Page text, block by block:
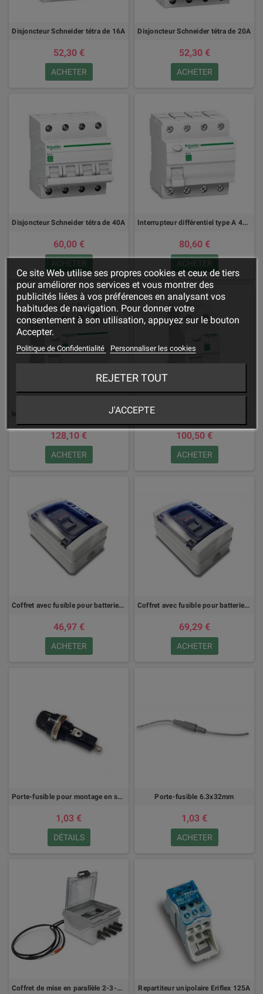
Disjoncteur Schneider tétra de 16A
52,30 €
ACHETER
Disjoncteur Schneider tétra de 20A
52,30 €
ACHETER
Disjoncteur Schneider tétra de 40A
60,00 €
ACHETER
Interrupteur différentiel type A 4P 40A 30ma
80,60 €
ACHETER
Interrupteur différentiel type A 4P 63A 30ma
128,10 €
ACHETER
100,50 €
ACHETER
Coffret avec fusible pour batterie - 32A
46,97 €
ACHETER
Coffret avec fusible pour batterie - 100A
69,29 €
ACHETER
Porte-fusible pour montage en saillie 6.3x32mm
1,03 €
DÉTAILS
Porte-fusible 6.3x32mm
1,03 €
ACHETER
Coffret de mise en parallèle 2-3-4-5 entrées avec sectionneur DC intégré Repartiteur unipolaire Eriflex 125A
Ce site Web utilise ses propres cookies et ceux de tiers
pour améliorer nos services et vous montrer des
publicités liées à vos préférences en analysant vos
habitudes de navigation. Pour donner votre
consentement à son utilisation, appuyez sur le bouton
Accepter.
Politique de Confidentialité Personnaliser les cookies
REJETER TOUT
J'ACCEPTE